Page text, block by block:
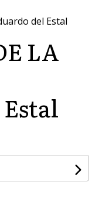
del Estal
LA